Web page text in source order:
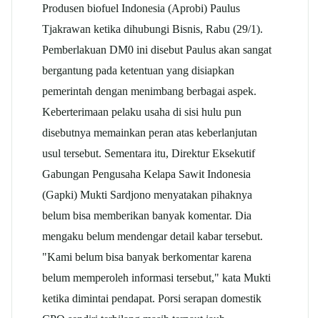
Produsen biofuel Indonesia (Aprobi) Paulus
Tjakrawan ketika dihubungi Bisnis, Rabu (29/1).
Pemberlakuan DM0 ini disebut Paulus akan sangat
bergantung pada ketentuan yang disiapkan
pemerintah dengan menimbang berbagai aspek.
Keberterimaan pelaku usaha di sisi hulu pun
disebutnya memainkan peran atas keberlanjutan
usul tersebut. Sementara itu, Direktur Eksekutif
Gabungan Pengusaha Kelapa Sawit Indonesia
(Gapki) Mukti Sardjono menyatakan pihaknya
belum bisa memberikan banyak komentar. Dia
mengaku belum mendengar detail kabar tersebut.
"Kami belum bisa banyak berkomentar karena
belum memperoleh informasi tersebut," kata Mukti
ketika dimintai pendapat. Porsi serapan domestik